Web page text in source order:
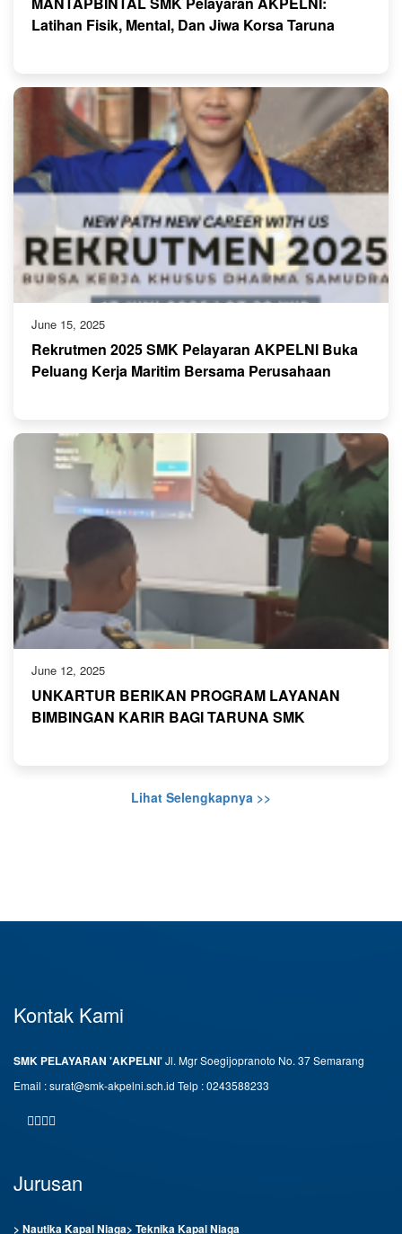
Latihan Fisik, Mental, Dan Jiwa Korsa Taruna
Rekrutmen 2025 SMK Pelayaran AKPELNI Buka
Peluang Kerja Maritim Bersama Perusahaan
June 15, 2025
UNKARTUR BERIKAN PROGRAM LAYANAN
BIMBINGAN KARIR BAGI TARUNA SMK
June 12, 2025
Lihat Selengkapnya >>
Kontak Kami
SMK PELAYARAN 'AKPELNI'Jl. Mgr Soegijopranoto No. 37 Semarang
Email : surat@smk-akpelni.sch.id Telp : 0243588233
Jurusan
> Nautika Kapal Niaga> Teknika Kapal Niaga